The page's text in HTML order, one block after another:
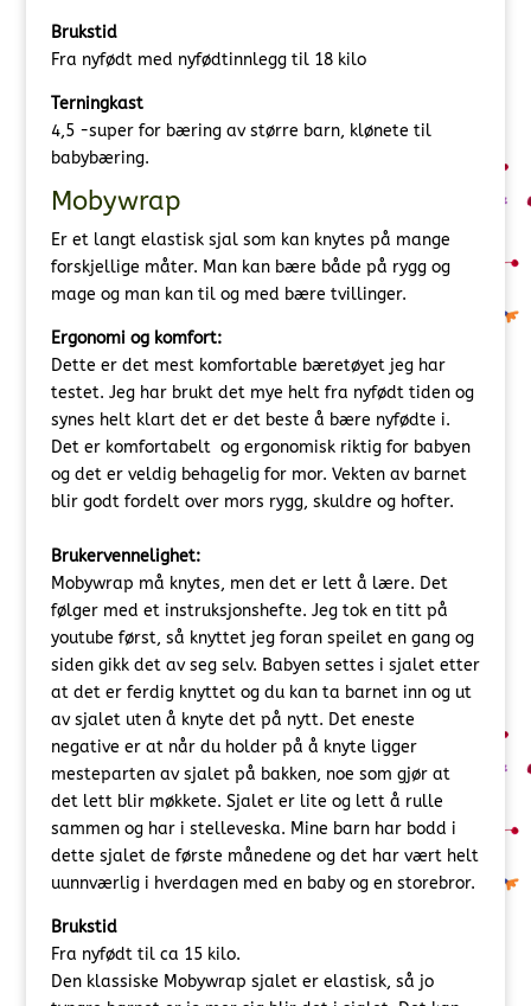
Brukstid
Fra nyfødt med nyfødtinnlegg til 18 kilo
Terningkast
4,5 -super for bæring av større barn, klønete til
babybæring.
Mobywrap
Er et langt elastisk sjal som kan knytes på mange
forskjellige måter. Man kan bære både på rygg og
mage og man kan til og med bære tvillinger.
Ergonomi og komfort:
Dette er det mest komfortable bæretøyet jeg har
testet. Jeg har brukt det mye helt fra nyfødt tiden og
synes helt klart det er det beste å bære nyfødte i.
Det er komfortabelt og ergonomisk riktig for babyen
og det er veldig behagelig for mor. Vekten av barnet
blir godt fordelt over mors rygg, skuldre og hofter.
Brukervennelighet:
Mobywrap må knytes, men det er lett å lære. Det
følger med et instruksjonshefte. Jeg tok en titt på
youtube først, så knyttet jeg foran speilet en gang og
siden gikk det av seg selv. Babyen settes i sjalet etter
at det er ferdig knyttet og du kan ta barnet inn og ut
av sjalet uten å knyte det på nytt. Det eneste
negative er at når du holder på å knyte ligger
mesteparten av sjalet på bakken, noe som gjør at
det lett blir møkkete. Sjalet er lite og lett å rulle
sammen og har i stelleveska. Mine barn har bodd i
dette sjalet de første månedene og det har vært helt
uunnværlig i hverdagen med en baby og en storebror.
Brukstid
Fra nyfødt til ca 15 kilo.
Den klassiske Mobywrap sjalet er elastisk, så jo